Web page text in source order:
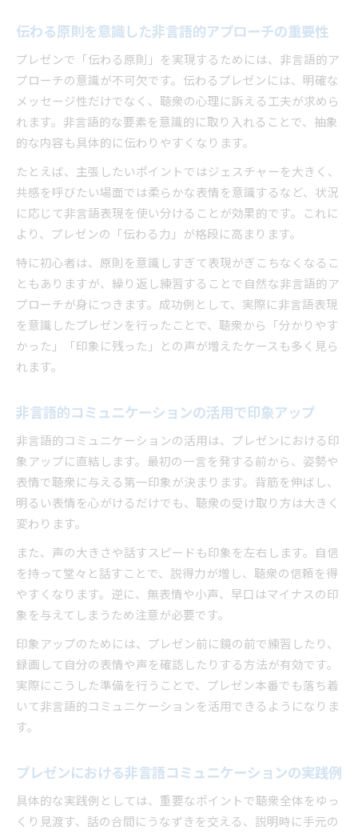
伝わる原則を意識した非言語的アプローチの重要性
プレゼンで「伝わる原則」を実現するためには、非言語的ア
プローチの意識が不可欠です。伝わるプレゼンには、明確な
メッセージ性だけでなく、聴衆の心理に訴える工夫が求めら
れます。非言語的な要素を意識的に取り入れることで、抽象
的な内容も具体的に伝わりやすくなります。
たとえば、主張したいポイントではジェスチャーを大きく、
共感を呼びたい場面では柔らかな表情を意識するなど、状況
に応じて非言語表現を使い分けることが効果的です。これに
より、プレゼンの「伝わる力」が格段に高まります。
特に初心者は、原則を意識しすぎて表現がぎこちなくなるこ
ともありますが、繰り返し練習することで自然な非言語的ア
プローチが身につきます。成功例として、実際に非言語表現
を意識したプレゼンを行ったことで、聴衆から「分かりやす
かった」「印象に残った」との声が増えたケースも多く見ら
れます。
非言語的コミュニケーションの活用で印象アップ
非言語的コミュニケーションの活用は、プレゼンにおける印
象アップに直結します。最初の一言を発する前から、姿勢や
表情で聴衆に与える第一印象が決まります。背筋を伸ばし、
明るい表情を心がけるだけでも、聴衆の受け取り方は大きく
変わります。
また、声の大きさや話すスピードも印象を左右します。自信
を持って堂々と話すことで、説得力が増し、聴衆の信頼を得
やすくなります。逆に、無表情や小声、早口はマイナスの印
象を与えてしまうため注意が必要です。
印象アップのためには、プレゼン前に鏡の前で練習したり、
録画して自分の表情や声を確認したりする方法が有効です。
実際にこうした準備を行うことで、プレゼン本番でも落ち着
いて非言語的コミュニケーションを活用できるようになりま
す。
プレゼンにおける非言語コミュニケーションの実践例
具体的な実践例としては、重要なポイントで聴衆全体をゆっ
くり見渡す、話の合間にうなずきを交える、説明時に手元の